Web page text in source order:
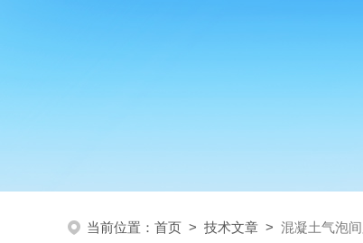
当前位置： 首页 > 技术文章 > 混凝土气泡